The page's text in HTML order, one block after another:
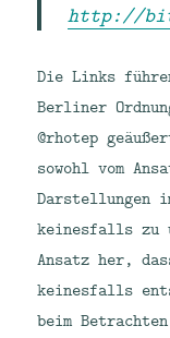
http://
Die Links
Berliner
@rhotep
sowohl vom
Darstellungen
keinesfalls zu
Ansatz her,
keinesfalls
beim